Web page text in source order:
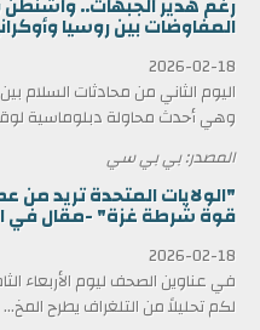
المفاوضات بين روسيا
2026-02-18
اليوم الثاني من محادثات السلام
وهي أحدث محاولة دبلوماسية
المصدر: بي بي سي
"الولايات المتحدة تريد
قوة شرطة غزة" -مقال في
2026-02-18
لكم تحليلاً من التلغراف يطرح المخ...